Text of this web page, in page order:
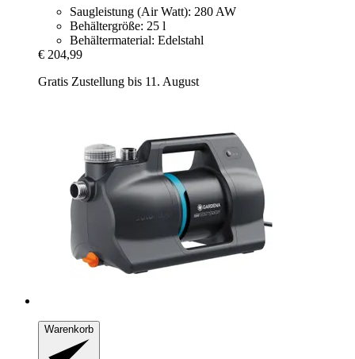
Saugleistung (Air Watt): 280 AW
Behältergröße: 25 l
Behältermaterial: Edelstahl
€ 204,99
Gratis Zustellung bis 11. August
Warenkorb